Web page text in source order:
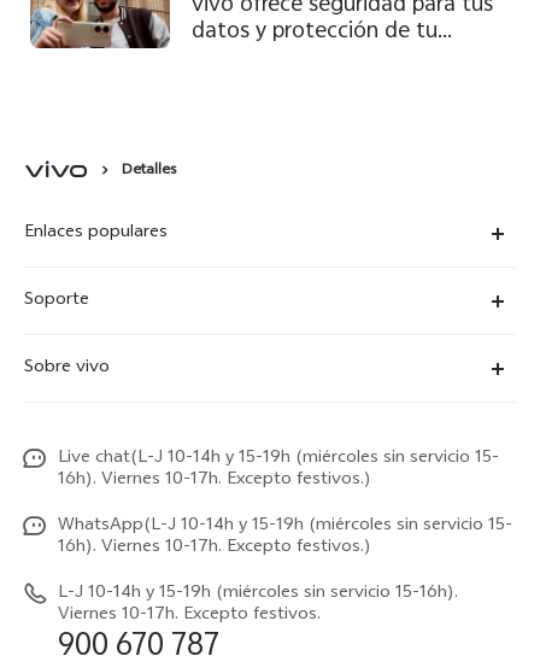
datos y protección de tu
Detalles
Enlaces populares
X300
V70 5G
V70 FE
V70 Lite 5G
Y31 5G
Soporte
Autenticación de IMEI
Gestión de reparaciones
Manual de usuario
Actualización de sistema
Actualizar registro
Sobre vivo
Netiqueta vivo
Avisos legales
Acerca de nosotros
Sostenibilidad
Live chat(L-J 10-14h y 15-19h (miércoles sin servicio 15-
16h). Viernes 10-17h. Excepto festivos.)
WhatsApp(L-J 10-14h y 15-19h (miércoles sin servicio 15-
16h). Viernes 10-17h. Excepto festivos.)
L-J 10-14h y 15-19h (miércoles sin servicio 15-16h).
Viernes 10-17h. Excepto festivos.